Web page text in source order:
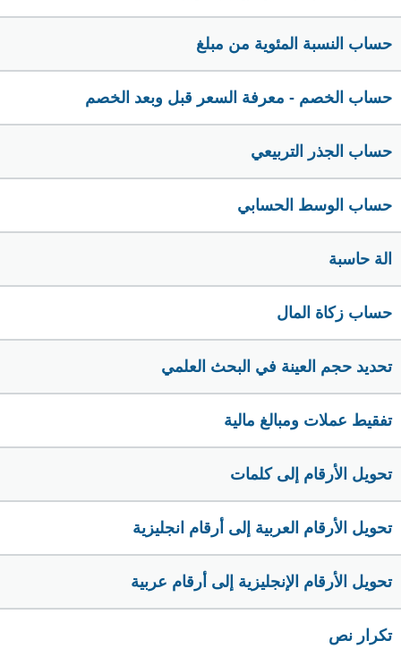
حساب النسبة المئوية من مبلغ
حساب الخصم - معرفة السعر قبل وبعد الخصم
حساب الجذر التربيعي
حساب الوسط الحسابي
الة حاسبة
حساب زكاة المال
تحديد حجم العينة في البحث العلمي
تفقيط عملات ومبالغ مالية
تحويل الأرقام إلى كلمات
تحويل الأرقام العربية إلى أرقام انجليزية
تحويل الأرقام الإنجليزية إلى أرقام عربية
تكرار نص